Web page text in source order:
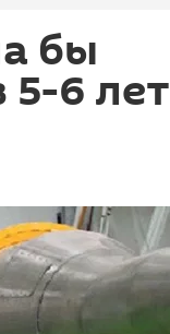
бы
5-6 лет